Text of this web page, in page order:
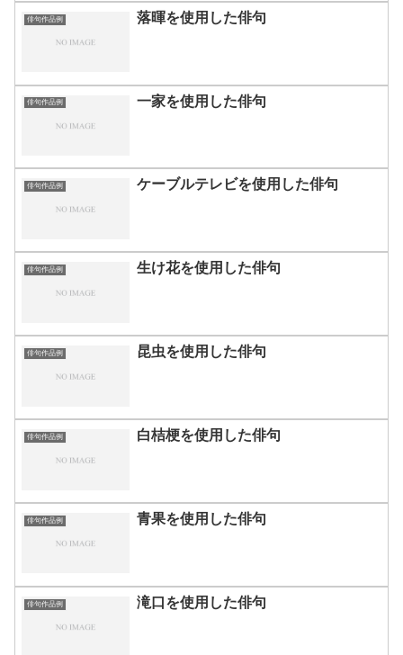
俳句作品例 落暉を使用した俳句
俳句作品例 一家を使用した俳句
俳句作品例 ケーブルテレビを使用した俳句
俳句作品例 生け花を使用した俳句
俳句作品例 昆虫を使用した俳句
俳句作品例 白桔梗を使用した俳句
俳句作品例 青果を使用した俳句
俳句作品例 滝口を使用した俳句